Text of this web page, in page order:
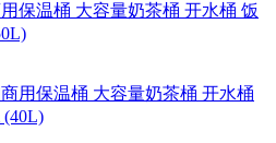
保温桶 大容量奶茶桶 开水桶 饭